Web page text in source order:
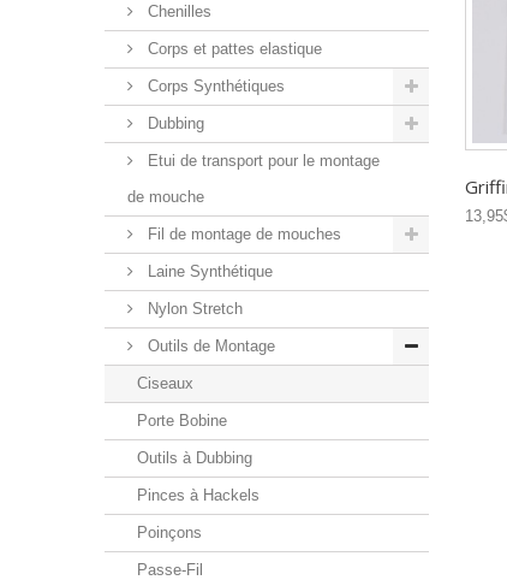
Chenilles
Corps et pattes elastique
Corps Synthétiques
Dubbing
Etui de transport pour le montage
de mouche
Fil de montage de mouches
Laine Synthétique
Nylon Stretch
Outils de Montage
Ciseaux
Porte Bobine
Outils à Dubbing
Pinces à Hackels
Poinçons
Passe-Fil